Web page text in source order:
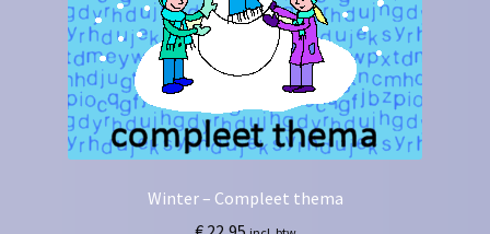
Winter – Compleet thema